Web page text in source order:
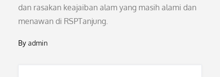
dan rasakan keajaiban alam yang masih alami dan
menawan di RSPTanjung.
Byadmin